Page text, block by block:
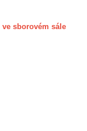
sborovém sále